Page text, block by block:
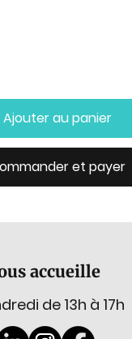
Ajouter au panier
et payer
accueille
de 13h à 17h